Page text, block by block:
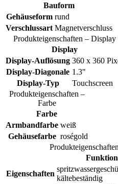
Bauform
Gehäuseform rund
Verschlussart Magnetverschluss
Produkteigenschaften – Display
Display
Display-Auflösung 360 x 360
Display-Diagonale 1.3"
Display-Typ
Touchscreen
Produkteigenschaften –
Farbe
Farbe
Armbandfarbe weiß
Gehäusefarbe roségold
Eigenschaften
kältebeständig